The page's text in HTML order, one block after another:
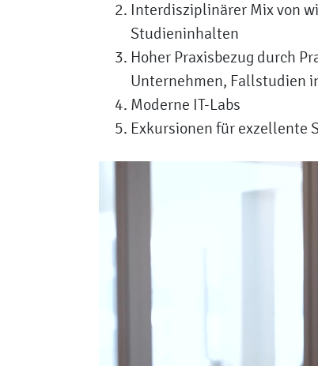
Interdisziplinärer Mix von
Studieninhalten
Hoher Praxisbezug durch
Unternehmen, Fallstudien
Moderne IT-Labs
Exkursionen für exzellente